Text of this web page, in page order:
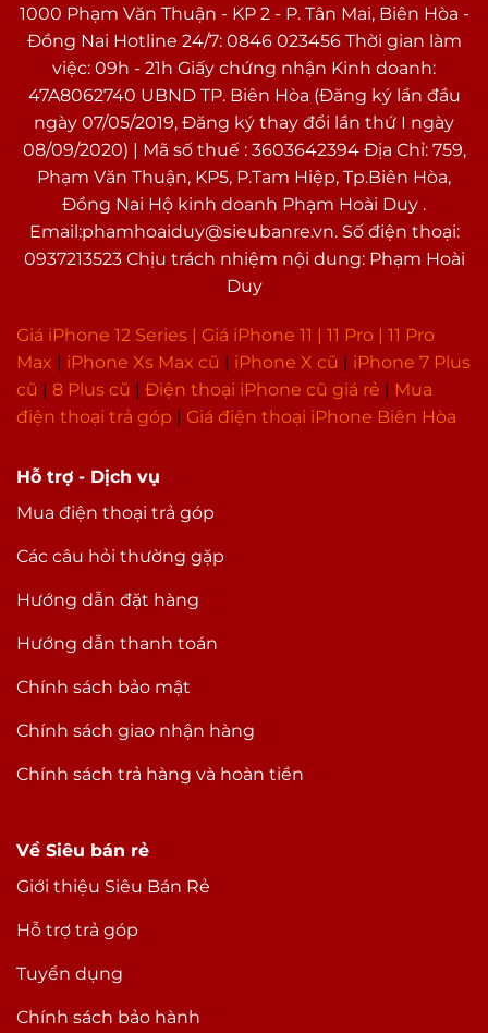
Hỗ trợ - Dịch vụ
Mua điện thoại trả góp
Các câu hỏi thường gặp
Hướng dẫn đặt hàng
Hướng dẫn thanh toán
Chính sách bảo mật
Chính sách giao nhận hàng
Chính sách trả hàng và hoàn tiền
Về Siêu bán rẻ
Giới thiệu Siêu Bán Rẻ
Hỗ trợ trả góp
Tuyển dụng
Chính sách bảo hành
1000 Phạm Văn Thuận - KP 2 - P. Tân Mai, Biên Hòa -
Đồng Nai Hotline 24/7: 0846 023456 Thời gian làm
việc: 09h - 21h Giấy chứng nhận Kinh doanh:
47A8062740 UBND TP. Biên Hòa (Đăng ký lần đầu
ngày 07/05/2019, Đăng ký thay đổi lần thứ I ngày
08/09/2020) | Mã số thuế : 3603642394 Địa Chỉ: 759,
Phạm Văn Thuận, KP5, P.Tam Hiệp, Tp.Biên Hòa,
Đồng Nai Hộ kinh doanh Phạm Hoài Duy .
Email:phamhoaiduy@sieubanre.vn. Số điện thoại:
0937213523 Chịu trách nhiệm nội dung: Phạm Hoài
Duy
Giá iPhone 12 Series | Giá iPhone 11 11 Pro
11 Pro
Max
iPhone Xs Max cũ iPhone X cũ
iPhone 7 Plus
cũ
8 Plus cũ Điện thoại iPhone cũ giá rẻ
Mua
điện thoại trả góp
Giá điện thoại iPhone Biên Hòa